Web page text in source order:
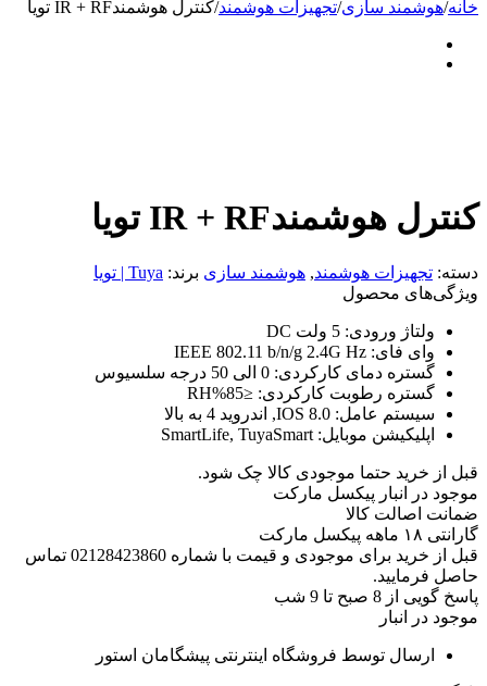
خانه/هوشمند سازی/تجهیزات هوشمند/کنترل هوشمندIR + RF تویا
کنترل هوشمندIR + RF تویا
دسته: تجهیزات هوشمند, هوشمند سازی برند: Tuya | تویا
ویژگی‌های محصول
ولتاژ ورودی: 5 ولت DC
وای فای: IEEE 802.11 b/n/g 2.4G Hz
گستره دمای کارکردی: 0 الی 50 درجه سلسیوس
گستره رطوبت کارکردی: ≤85%RH
سیستم عامل: IOS 8.0, اندروید 4 به بالا
اپلیکیشن موبایل: SmartLife, TuyaSmart
قبل از خرید حتما موجودی کالا چک شود.
موجود در انبار پیکسل مارکت
ضمانت اصالت کالا
گارانتی ۱۸ ماهه پیکسل مارکت
قبل از خرید برای موجودی و قیمت با شماره 02128423860 تماس
حاصل فرمایید.
پاسخ گویی از 8 صبح تا 9 شب
موجود در انبار
ارسال توسط فروشگاه اینترنتی پیشگامان استور